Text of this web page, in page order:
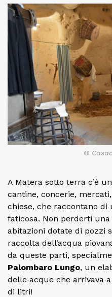
©
A Matera sotto terra c’è
cantine, concerie,
chiese, che raccontano
faticosa. Non perderti una
abitazioni dotate di pozzi
raccolta dell’acqua
da queste parti,
Palombaro Lungo, un
delle acque che arrivava
di litri!